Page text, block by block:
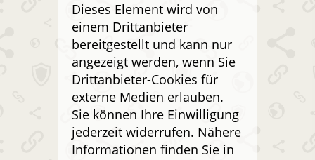
Dieses Element wird von
einem Drittanbieter
bereitgestellt und kann nur
angezeigt werden, wenn Sie
Drittanbieter-Cookies für
externe Medien erlauben.
Sie können Ihre Einwilligung
jederzeit widerrufen. Nähere
Informationen finden Sie in